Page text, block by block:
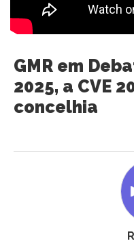
GMR em
2025, a CVE
concelhia